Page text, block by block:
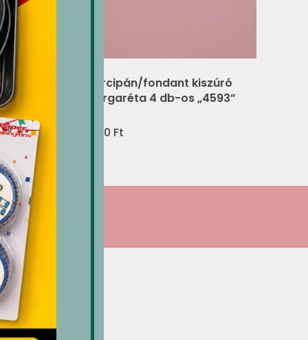
Ft
Marcipán/fondant kiszúró
margaréta 4 db-os „4593”
1,260 Ft